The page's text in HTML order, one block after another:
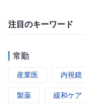
注目のキーワード
常勤
産業医 内視鏡
製薬 緩和ケア